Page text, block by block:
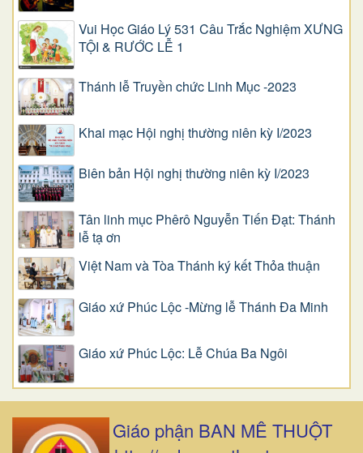
Vui Học Giáo Lý 531 Câu Trắc Nghiệm XƯNG
TỘI & RƯỚC LỄ 1
Thánh lễ Truyền chức Linh Mục -2023
Khai mạc Hội nghị thường niên kỳ I/2023
Biên bản Hội nghị thường niên kỳ I/2023
Tân linh mục Phêrô Nguyễn Tiến Đạt: Thánh
lễ tạ ơn
Việt Nam và Tòa Thánh ký kết Thỏa thuận
Giáo xứ Phúc Lộc -Mừng lễ Thánh Đa Minh
Giáo xứ Phúc Lộc: Lễ Chúa Ba Ngôi
Giáo phận BAN MÊ THUỘT